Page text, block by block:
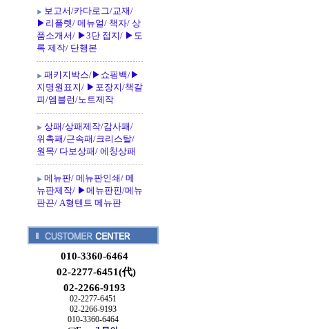
보고서/카다로그/교재/
▶리플렛/ 메뉴얼/ 책자/ 상
품소개서/ ▶3단 접지/ ▶도
록 제작/ 단행본
패키지박스/▶쇼핑백/▶
지명원표지/ ▶포장지/책갈
피/엠블런/노트제작
상패/상패제작/감사패/
위촉패/근속패/크리스탈/
원목/ 다보상패/ 에칭상패
메뉴판/ 메뉴판인쇄/ 메
뉴판제작/ ▶메뉴판핀/메뉴
판끈/ A형텐트 메뉴판
010-3360-6464
02-2277-6451(代)
02-2266-9193
02-2277-6451
02-2266-9193
010-3360-6464